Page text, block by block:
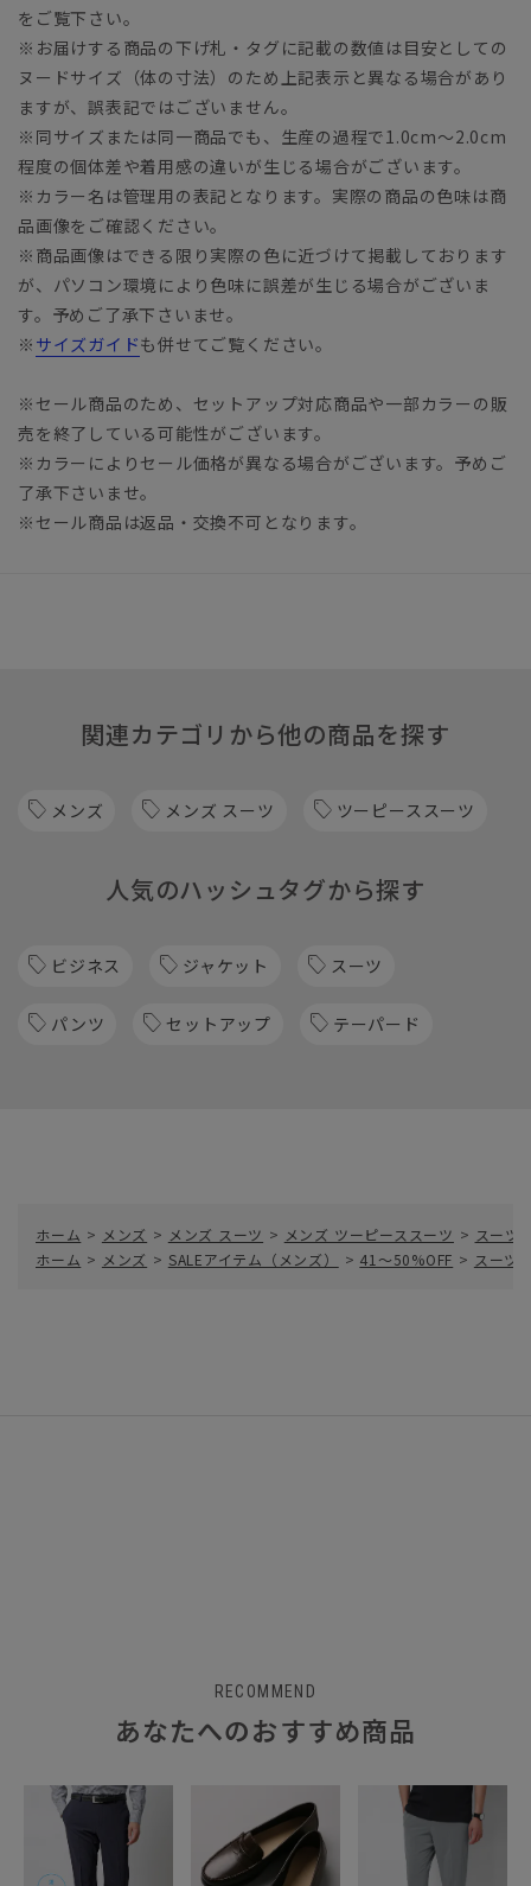
をご覧下さい。
※お届けする商品の下げ札・タグに記載の数値は目安としての
ヌードサイズ（体の寸法）のため上記表示と異なる場合があり
ますが、誤表記ではございません。
※同サイズまたは同一商品でも、生産の過程で1.0cm～2.0cm
程度の個体差や着用感の違いが生じる場合がございます。
※カラー名は管理用の表記となります。実際の商品の色味は商
品画像をご確認ください。
※商品画像はできる限り実際の色に近づけて掲載しております
が、パソコン環境により色味に誤差が生じる場合がございま
す。予めご了承下さいませ。
※ サイズガイドも併せてご覧ください。
※セール商品のため、セットアップ対応商品や一部カラーの販
売を終了している可能性がございます。
※カラーによりセール価格が異なる場合がございます。予めご
了承下さいませ。
※セール商品は返品・交換不可となります。
関連カテゴリから他の商品を探す
メンズ メンズ スーツ ツーピーススーツ
人気のハッシュタグから探す
ビジネス ジャケット スーツ
パンツ セットアップ テーパード
ホーム > メンズ > メンズ スーツ > メンズ ツーピーススーツ > スーツ
ホーム > メンズ > SALEアイテム（メンズ） > 41～50%OFF > スーツ
RECOMMEND
あなたへのおすすめ商品